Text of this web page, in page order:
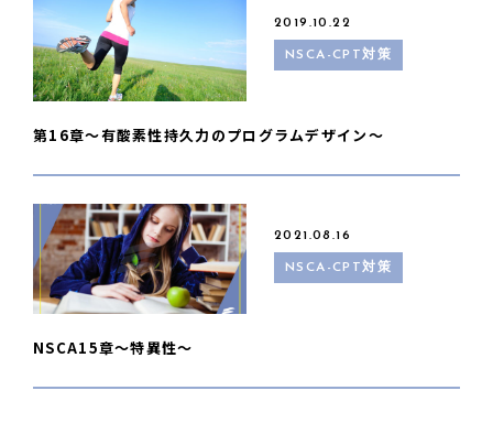
2019.10.22
NSCA-CPT対策
第16章〜有酸素性持久力のプログラムデザイン〜
2021.08.16
NSCA-CPT対策
NSCA15章〜特異性〜